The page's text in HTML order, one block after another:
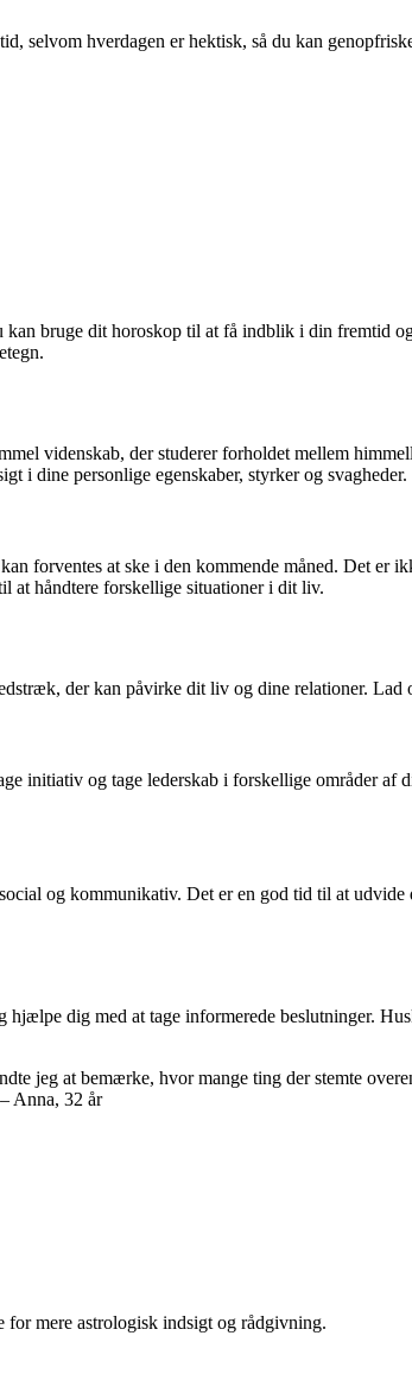
selvom hverdagen er hektisk, så du kan
bruge dit horoskop til at få indblik i din fremtid
videnskab, der studerer forholdet mellem
i dine personlige egenskaber, styrker og svagheder.
forventes at ske i den kommende måned. Det er
at håndtere forskellige situationer i dit liv.
der kan påvirke dit liv og dine relationer. Lad
initiativ og tage lederskab i forskellige områder
og kommunikativ. Det er en god tid til at
dig med at tage informerede beslutninger.
jeg at bemærke, hvor mange ting der stemte
Anna, 32 år
mere astrologisk indsigt og rådgivning.